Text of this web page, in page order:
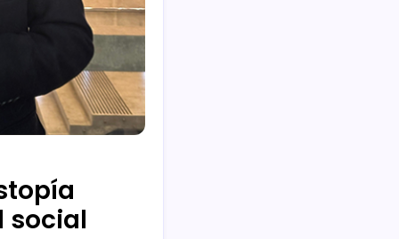
social